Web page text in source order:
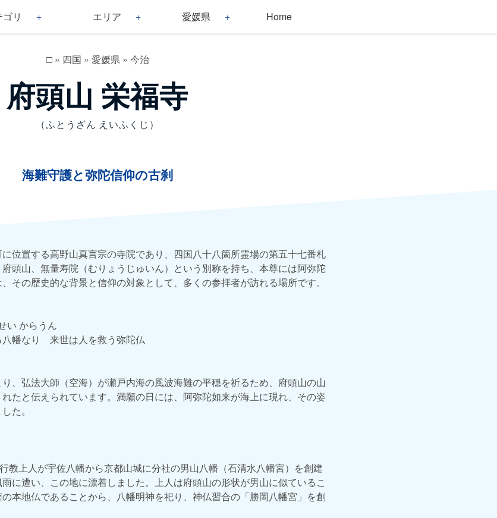
リ エリア 愛媛県 Home
□» 四国 » 愛媛県» 今治
府頭山 栄福寺
（ふとうざん えいふくじ）
海難守護と弥陀信仰の古刹
位置する高野山真言宗の寺院であり、四国八十八箇所霊場の第五十七番札
頭山、無量寿院（むりょうじゅいん）という別称を持ち、本尊には阿弥陀
その歴史的な背景と信仰の対象として、多くの参拝者が訪れる場所です。
い からうん
八幡なり 来世は人を救う弥陀仏
、弘法大師（空海）が瀬戸内海の風波海難の平穏を祈るため、府頭山の山
たと伝えられています。満願の日には、阿弥陀如来が海上に現れ、その姿
た。
教上人が宇佐八幡から京都山城に分社の男山八幡（石清水八幡宮）を創建
に遭い、この地に漂着しました。上人は府頭山の形状が男山に似ているこ
本地仏であることから、八幡明神を祀り、神仏習合の「勝岡八幡宮」を創